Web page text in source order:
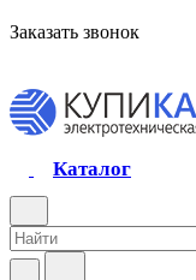
Заказать звонок
Каталог